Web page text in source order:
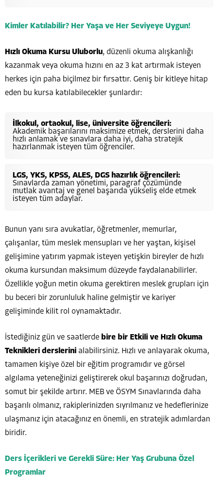
Kimler Katılabilir? Her Yaşa ve Her Seviyeye Uygun!
Hızlı Okuma Kursu Uluborlu, düzenli okuma alışkanlığı
kazanmak veya okuma hızını en az 3 kat artırmak isteyen
herkes için paha biçilmez bir fırsattır. Geniş bir kitleye hitap
eden bu kursa katılabilecekler şunlardır:
İlkokul, ortaokul, lise, üniversite öğrencileri:
Akademik başarılarını maksimize etmek, derslerini daha
hızlı anlamak ve sınavlara daha iyi, daha stratejik
hazırlanmak isteyen tüm öğrenciler.
LGS, YKS, KPSS, ALES, DGS hazırlık öğrencileri:
Sınavlarda zaman yönetimi, paragraf çözümünde
mutlak avantaj ve genel başarıda yükseliş elde etmek
isteyen tüm adaylar.
Bunun yanı sıra avukatlar, öğretmenler, memurlar,
çalışanlar, tüm meslek mensupları ve her yaştan, kişisel
gelişimine yatırım yapmak isteyen yetişkin bireyler de hızlı
okuma kursundan maksimum düzeyde faydalanabilirler.
Özellikle yoğun metin okuma gerektiren meslek grupları için
bu beceri bir zorunluluk haline gelmiştir ve kariyer
gelişiminde kilit rol oynamaktadır.
İstediğiniz gün ve saatlerde bire bir Etkili ve Hızlı Okuma
Teknikleri derslerini alabilirsiniz. Hızlı ve anlayarak okuma,
tamamen kişiye özel bir eğitim programıdır ve görsel
algılama yeteneğinizi geliştirerek okul başarınızı doğrudan,
somut bir şekilde artırır. MEB ve ÖSYM Sınavlarında daha
başarılı olmanız, rakiplerinizden sıyrılmanız ve hedeflerinize
ulaşmanız için atacağınız en önemli, en stratejik adımlardan
biridir.
Ders İçerikleri ve Gerekli Süre: Her Yaş Grubuna Özel
Programlar